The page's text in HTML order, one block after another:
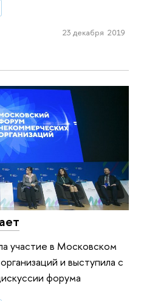
23 декабря 2019
участие в Московском
и выступила с
форума